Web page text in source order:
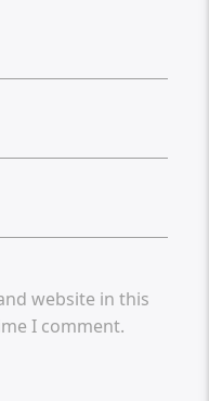
website in this
I comment.